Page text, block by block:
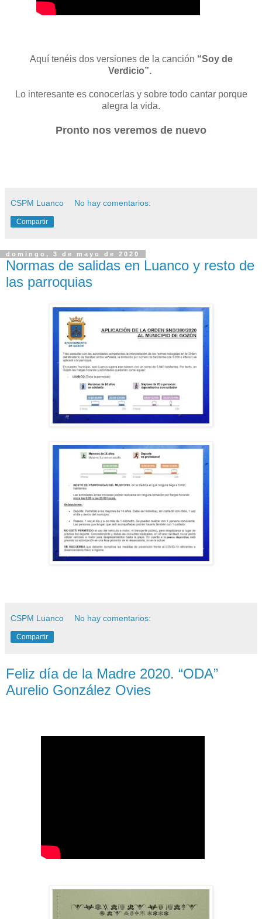
Aquí tenéis dos versiones de la canción “Soy de
Verdicio”.
Lo interesante es conocerlas y sobre todo cantar porque
alegra la vida.
Pronto nos veremos de nuevo
CSPM Luanco No hay comentarios:
Compartir
domingo, 3 de mayo de 2020
Normas de salidas en Luanco y resto de
las parroquias
CSPM Luanco No hay comentarios:
Compartir
Feliz día de la Madre 2020. “ODA”
Aurelio González Ovies